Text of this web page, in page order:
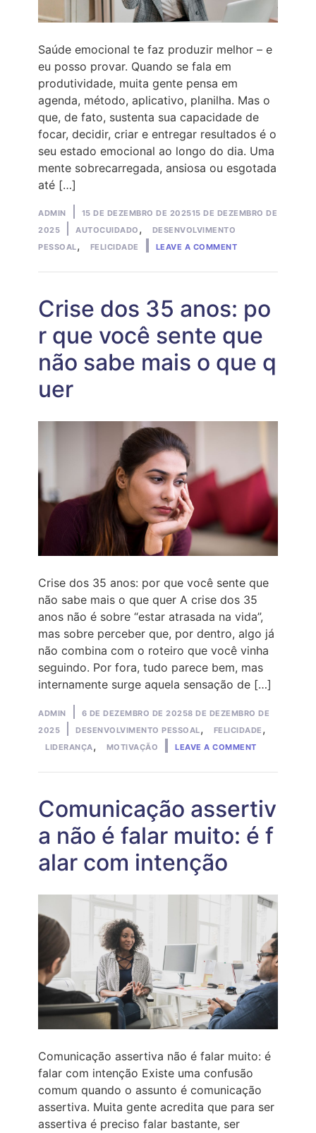
Saúde emocional te faz produzir melhor – e
eu posso provar. Quando se fala em
produtividade, muita gente pensa em
agenda, método, aplicativo, planilha. Mas o
que, de fato, sustenta sua capacidade de
focar, decidir, criar e entregar resultados é o
seu estado emocional ao longo do dia. Uma
mente sobrecarregada, ansiosa ou esgotada
até […]
Posted
by
ADMIN 15 DE DEZEMBRO DE 202515 DE DEZEMBRO DE
2025
Posted
in
AUTOCUIDADO ,
DESENVOLVIMENTO
PESSOAL, FELICIDADE LEAVE A COMMENTON
MELHOR
E
EU
PROVAR
Crise dos 35 anos: po
r que você sente que
não sabe mais o que q
uer
Crise dos 35 anos: por que você sente que
não sabe mais o que quer A crise dos 35
anos não é sobre “estar atrasada na vida”,
mas sobre perceber que, por dentro, algo já
não combina com o roteiro que você vinha
seguindo. Por fora, tudo parece bem, mas
internamente surge aquela sensação de […]
Posted
by
ADMIN 6 DE DEZEMBRO DE 20258 DE DEZEMBRO DE
2025
Posted
in
DESENVOLVIMENTO PESSOAL, FELICIDADE ,
LIDERANÇA, MOTIVAÇÃO LEAVE A COMMENTON
35
POR
QUE
VOCÊ
SENTE
QUE
QUE
QUER
Comunicação assertiv
a não é falar muito: é f
alar com intenção
Comunicação assertiva não é falar muito: é
falar com intenção Existe uma confusão
comum quando o assunto é comunicação
assertiva. Muita gente acredita que para ser
assertiva é preciso falar bastante, ser